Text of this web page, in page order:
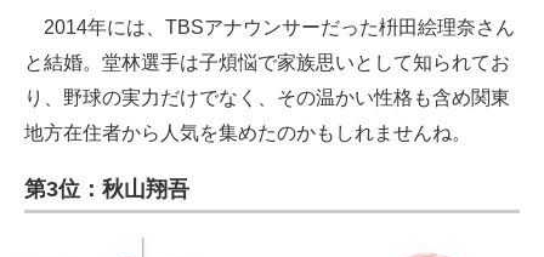
2014年には、TBSアナウンサーだった枡田絵理奈さん
と結婚。堂林選手は子煩悩で家族思いとして知られてお
り、野球の実力だけでなく、その温かい性格も含め関東
地方在住者から人気を集めたのかもしれませんね。
第3位：秋山翔吾